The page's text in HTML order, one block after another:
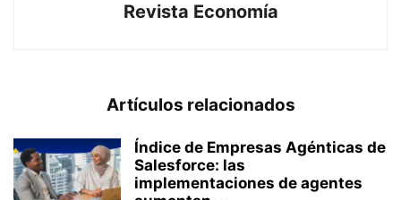
Revista Economía
Artículos relacionados
Índice de Empresas Agénticas de
Salesforce: las
implementaciones de agentes